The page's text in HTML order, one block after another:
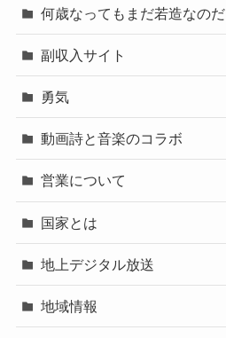
何歳なってもまだ若造なのだ
副収入サイト
勇気
動画詩と音楽のコラボ
営業について
国家とは
地上デジタル放送
地域情報